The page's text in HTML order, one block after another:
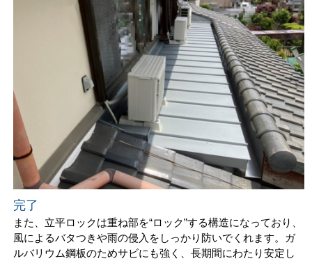
完了
また、立平ロックは重ね部を“ロック”する構造になっており、
風によるバタつきや雨の侵入をしっかり防いでくれます。ガ
ルバリウム鋼板のためサビにも強く、長期間にわたり安定し